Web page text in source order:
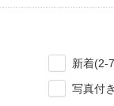
新着(2-
写真付